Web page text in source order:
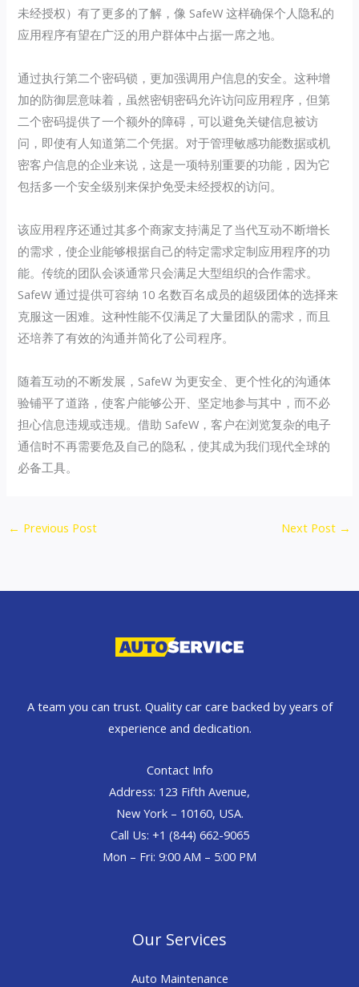
未经授权）有了更多的了解，像 SafeW 这样确保个人隐私的
应用程序有望在广泛的用户群体中占据一席之地。
通过执行第二个密码锁，更加强调用户信息的安全。这种增
加的防御层意味着，虽然密钥密码允许访问应用程序，但第
二个密码提供了一个额外的障碍，可以避免关键信息被访
问，即使有人知道第二个凭据。对于管理敏感功能数据或机
密客户信息的企业来说，这是一项特别重要的功能，因为它
包括多一个安全级别来保护免受未经授权的访问。
该应用程序还通过其多个商家支持满足了当代互动不断增长
的需求，使企业能够根据自己的特定需求定制应用程序的功
能。传统的团队会谈通常只会满足大型组织的合作需求。
SafeW 通过提供可容纳 10 名数百名成员的超级团体的选择来
克服这一困难。这种性能不仅满足了大量团队的需求，而且
还培养了有效的沟通并简化了公司程序。
随着互动的不断发展，SafeW 为更安全、更个性化的沟通体
验铺平了道路，使客户能够公开、坚定地参与其中，而不必
担心信息违规或违规。借助 SafeW，客户在浏览复杂的电子
通信时不再需要危及自己的隐私，使其成为我们现代全球的
必备工具。
← Previous Post Next Post →
A team you can trust. Quality car care backed by years of
experience and dedication.
Contact Info
Address: 123 Fifth Avenue,
New York – 10160, USA.
Call Us: +1 (844) 662-9065
Mon – Fri: 9:00 AM – 5:00 PM
Our Services
Auto Maintenance